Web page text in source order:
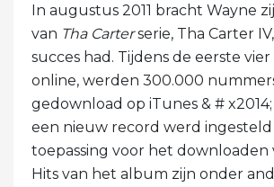
In augustus 2011 bracht Wayne
van Tha Carterserie, Tha Carter
succes had. Tijdens de eerste
online, werden 300.000
gedownload op iTunes & #
een nieuw record werd ingesteld
toepassing voor het downloaden
Hits van het album zijn onder